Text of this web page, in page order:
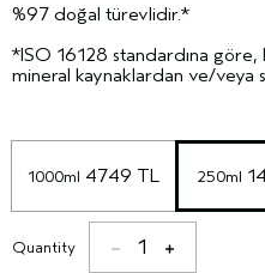
%97 doğal türevlidir.*
*ISO 16128 standardına göre,
mineral kaynaklardan ve/veya
1000ml 4749 TL 250ml
Quantity 1